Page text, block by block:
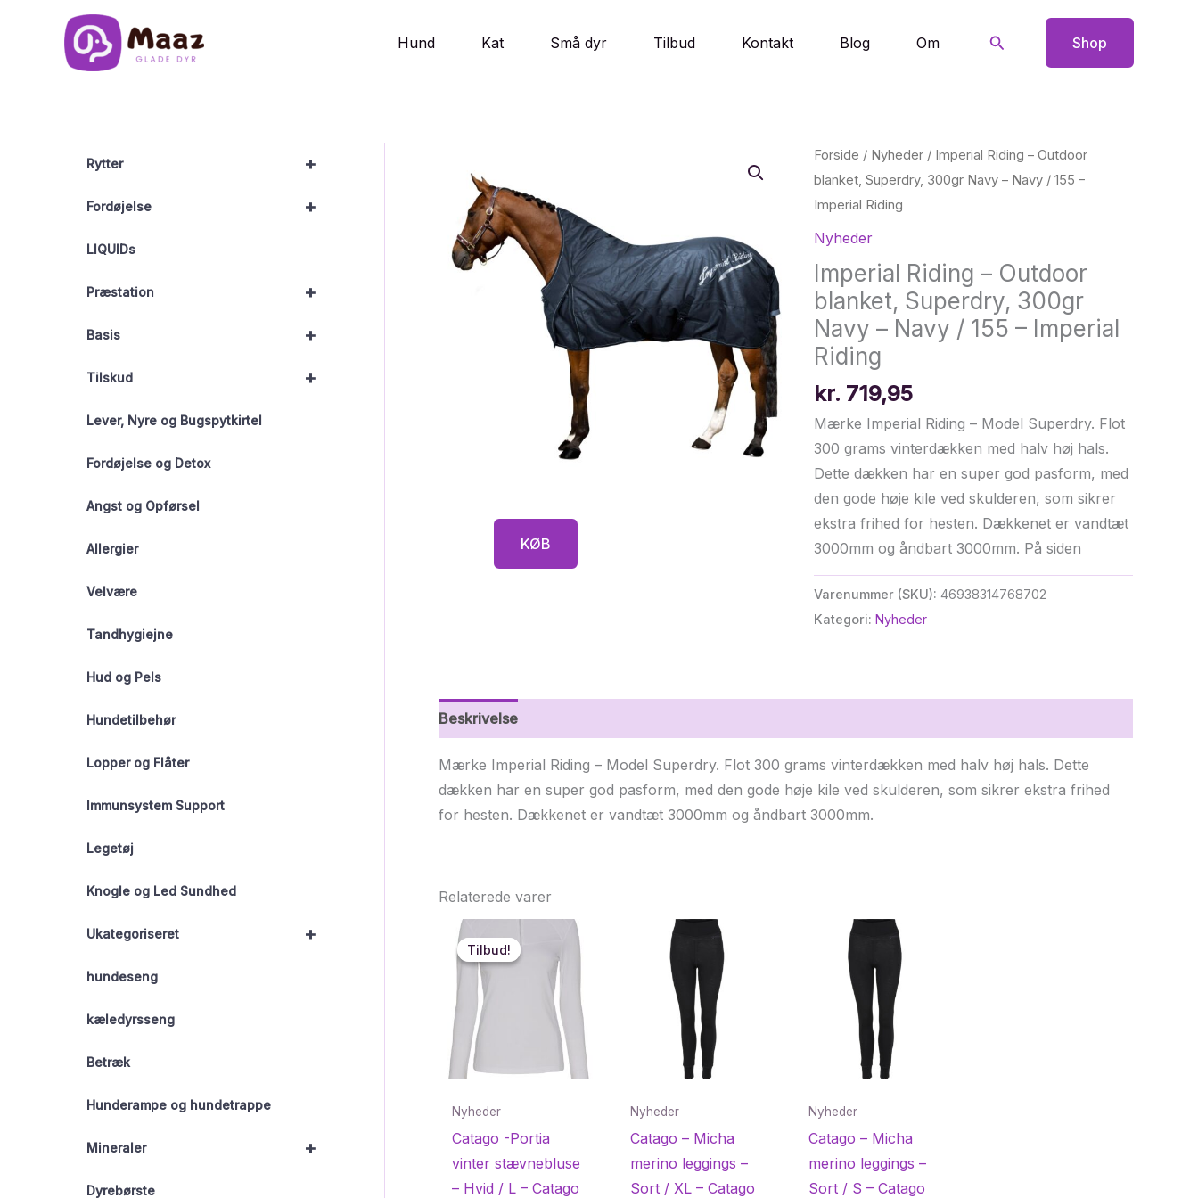
Hund Kat Små dyr Tilbud Kontakt Blog Om Søg Shop
+
Rytter
+
Fordøjelse
LIQUIDs
+
Præstation
+
Basis
+
Tilskud
Lever, Nyre og Bugspytkirtel
Fordøjelse og Detox
Angst og Opførsel
Allergier
Velvære
Tandhygiejne
Hud og Pels
Hundetilbehør
Lopper og Flåter
Immunsystem Support
Legetøj
Knogle og Led Sundhed
+
Ukategoriseret
hundeseng
kæledyrsseng
Betræk
Hunderampe og hundetrappe
+
Mineraler
Dyrebørste
Forside / Nyheder/ Imperial Riding – Outdoor
blanket, Superdry, 300gr Navy – Navy / 155 –
Imperial Riding
Nyheder
Imperial Riding – Outdoor
blanket, Superdry, 300gr
Navy – Navy / 155 – Imperial
Riding
kr. 719,95
Mærke Imperial Riding – Model Superdry. Flot
300 grams vinterdækken med halv høj hals.
Dette dækken har en super god pasform, med
den gode høje kile ved skulderen, som sikrer
ekstra frihed for hesten. Dækkenet er vandtæt
3000mm og åndbart 3000mm. På siden
Varenummer (SKU): 46938314768702
Kategori: Nyheder
KØB
Beskrivelse
Mærke Imperial Riding – Model Superdry. Flot 300 grams vinterdækken med halv høj hals. Dette
dækken har en super god pasform, med den gode høje kile ved skulderen, som sikrer ekstra frihed
for hesten. Dækkenet er vandtæt 3000mm og åndbart 3000mm.
Relaterede varer
Tilbud!
Tilbud!
Nyheder
Catago -Portia
vinter stævnebluse
– Hvid / L – Catago
Nyheder
Catago – Micha
merino leggings –
Sort / XL – Catago
Nyheder
Catago – Micha
merino leggings –
Sort / S – Catago